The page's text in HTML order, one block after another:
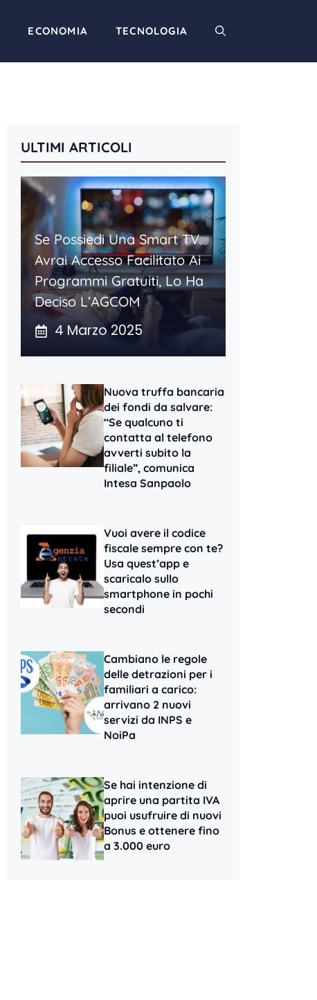
ECONOMIA TECNOLOGIA
ULTIMI ARTICOLI
Se Possiedi Una Smart TV
Avrai Accesso Facilitato Ai
Programmi Gratuiti, Lo Ha
Deciso L’AGCOM
4 Marzo 2025
Nuova truffa bancaria
dei fondi da salvare:
“Se qualcuno ti
contatta al telefono
avverti subito la
filiale”, comunica
Intesa Sanpaolo
Vuoi avere il codice
fiscale sempre con te?
Usa quest’app e
scaricalo sullo
smartphone in pochi
secondi
Cambiano le regole
delle detrazioni per i
familiari a carico:
arrivano 2 nuovi
servizi da INPS e
NoiPa
Se hai intenzione di
aprire una partita IVA
puoi usufruire di nuovi
Bonus e ottenere fino
a 3.000 euro